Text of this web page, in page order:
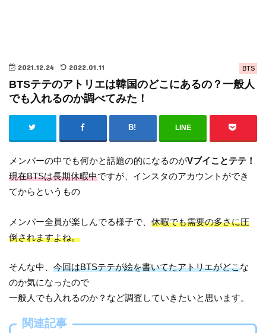
BTS
2021.12.24 2022.01.11
BTSテテのアトリエは韓国のどこにあるの？一般人
でも入れるのか調べてみた！
LINE
メンバーの中でも何かと話題の的になるのがVブイことテテ！
現在BTSは長期休暇中ですが、インスタのアカウントができ
てからというもの
メンバー全員が楽しんでる様子で、休暇でも需要の多さに圧
倒されますよね。
そんな中、今回はBTSテテが絵を書いてたアトリエがどこな
のか気になったので
一般人でも入れるのか？など調査していきたいと思います。
関連記事